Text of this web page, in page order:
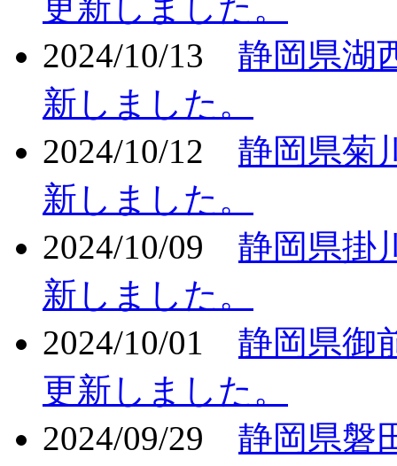
更新しました。
2024/10/13
静岡県湖
新しました。
2024/10/12
静岡県菊
新しました。
2024/10/09
静岡県掛
新しました。
2024/10/01
静岡県御
更新しました。
2024/09/29
静岡県磐